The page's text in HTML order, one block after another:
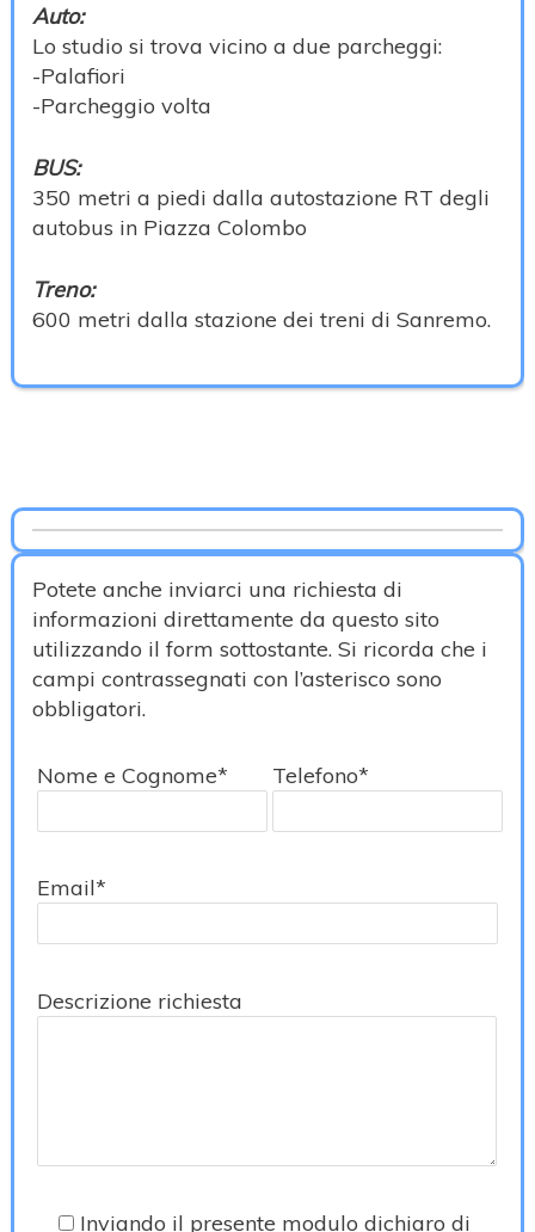
Auto:
Lo studio si trova vicino a due parcheggi:
-Palafiori
-Parcheggio volta
BUS:
350 metri a piedi dalla autostazione RT degli
autobus in Piazza Colombo
Treno:
600 metri dalla stazione dei treni di Sanremo.
Potete anche inviarci una richiesta di
informazioni direttamente da questo sito
utilizzando il form sottostante. Si ricorda che i
campi contrassegnati con l’asterisco sono
obbligatori.
Nome e Cognome* Telefono*
Email*
Descrizione richiesta
Inviando il presente modulo dichiaro di